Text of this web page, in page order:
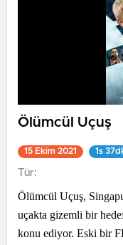
Ölümcül Uçuş
15 Ekim 2021 1s
Tür:
Ölümcül Uçuş,
uçakta gizemli bir
konu ediyor. Eski bir